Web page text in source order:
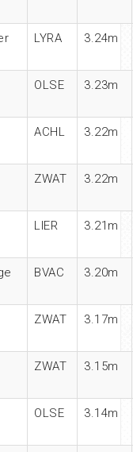
LYRA 3.24m
OLSE 3.23m
ACHL 3.22m
ZWAT 3.22m
LIER 3.21m
BVAC 3.20m
ZWAT 3.17m
ZWAT 3.15m
OLSE 3.14m